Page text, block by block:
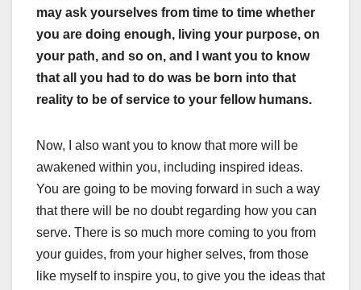
may ask yourselves from time to time whether
you are doing enough, living your purpose, on
your path, and so on, and I want you to know
that all you had to do was be born into that
reality to be of service to your fellow humans.
Now, I also want you to know that more will be
awakened within you, including inspired ideas.
You are going to be moving forward in such a way
that there will be no doubt regarding how you can
serve. There is so much more coming to you from
your guides, from your higher selves, from those
like myself to inspire you, to give you the ideas that